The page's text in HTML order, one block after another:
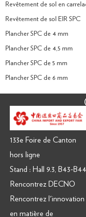
Revêtement de sol en
Revêtement de sol EIR SPC
Plancher SPC de 4 mm
Plancher SPC de 4,5 mm
Plancher SPC de 5 mm
Plancher SPC de 6 mm
Revêtement de sol
Plancher stratifié de 8 mm
Plancher stratifié de 12 mm
Sol stratifié 2200mm
Parquet stratifié en CHÊNE
E.I.R. Revêtement de sol
Stratifié imperméable
133e Foire de Canton
hors ligne
Stand : Hall 9.3, B43-B44
Rencontrez DECNO
Rencontrez l'innovation
en matière de